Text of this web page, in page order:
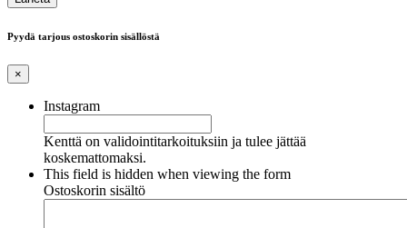
Pyydä tarjous ostoskorin sisällöstä
×
Instagram
Kenttä on validointitarkoituksiin ja tulee jättää
koskemattomaksi.
This field is hidden when viewing the form
Ostoskorin sisältö